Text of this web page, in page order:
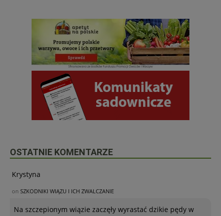
OSTATNIE KOMENTARZE
Krystyna
on SZKODNIKI WIĄZU I ICH ZWALCZANIE
Na szczepionym wiązie zaczęły wyrastać dzikie pędy w